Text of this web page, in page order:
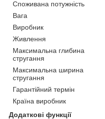
Споживана потужність
Вага
Виробник
Живлення
Максимальна глибина
стругання
Максимальна ширина
стругання
Гарантійний термін
Країна виробник
Додаткові функції